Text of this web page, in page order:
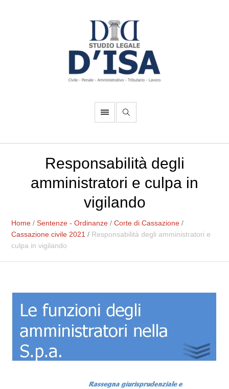
Responsabilità degli
amministratori e culpa in
vigilando
Home /Sentenze - Ordinanze /Corte di Cassazione /
Cassazione civile 2021 / Responsabilità degli amministratori e
culpa in vigilando